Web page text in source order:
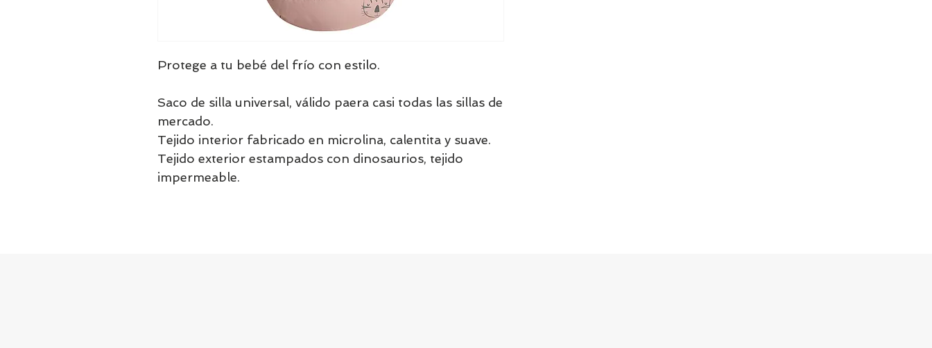
Protege a tu bebé del frío con estilo.
Saco de silla universal, válido paera casi todas las sillas de
mercado.
Tejido interior fabricado en microlina, calentita y suave.
Tejido exterior estampados con dinosaurios, tejido
impermeable.